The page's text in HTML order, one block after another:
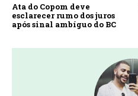
Ata do Copom deve
esclarecer rumo dos juros
após sinal ambíguo do BC